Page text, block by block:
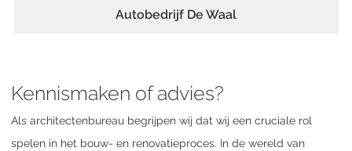
Autobedrijf De Waal
Kennismaken of advies?
Als architectenbureau begrijpen wij dat wij een cruciale rol
spelen in het bouw- en renovatieproces. In de wereld van